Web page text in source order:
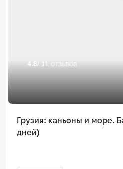
4.8/ 11 отзывов
Грузия: каньоны и море.
дней)